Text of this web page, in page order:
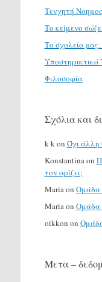
Τενχητή
Το κείμενο
Το σχολείο
Υποστηρικτικό
Φιλοσοφία
Σχόλια και
k kon Όχι άλλη
Konstantinaon
τον ορίζει;
Mariaon Ομάδα
Mariaon Ομάδα
oikkon on
Μετα –